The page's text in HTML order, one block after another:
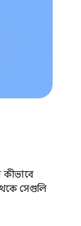
কীভাবে
সেগুলি